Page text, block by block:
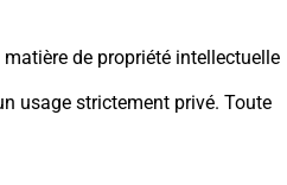
de propriété intellectuelle
usage strictement privé. Toute